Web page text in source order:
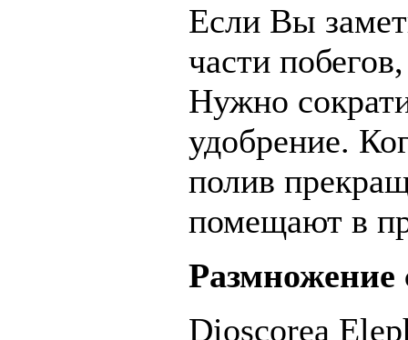
Если Вы
части
Нужно
удобрение.
полив
помещают в
Размножение
Dioscorea